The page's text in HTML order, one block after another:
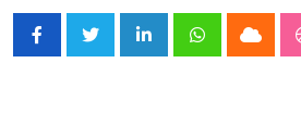
LinkedInWhatsappCloud